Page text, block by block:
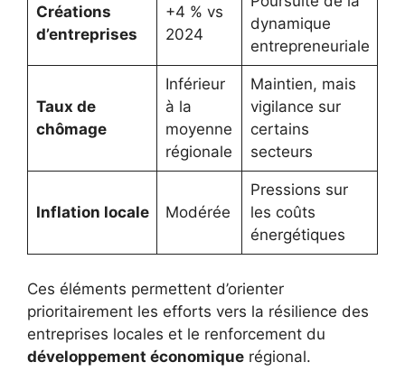
Créations
d’entreprises
+4 % vs
2024
dynamique
entrepreneuriale
Taux de
chômage
Inférieur
à la
moyenne
régionale
Maintien, mais
vigilance sur
certains
secteurs
Inflation locale Modérée
Pressions sur
les coûts
énergétiques
Ces éléments permettent d’orienter
prioritairement les efforts vers la résilience des
entreprises locales et le renforcement du
développement économique régional.